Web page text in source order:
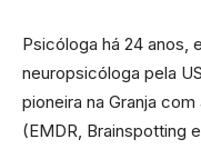
Psicóloga há 24 anos,
neuropsicóloga pela
pioneira na Granja
(EMDR, Brainspotting